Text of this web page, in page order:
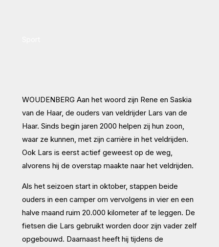
WOUDENBERG Aan het woord zijn Rene en Saskia
van de Haar, de ouders van veldrijder Lars van de
Haar. Sinds begin jaren 2000 helpen zij hun zoon,
waar ze kunnen, met zijn carrière in het veldrijden.
Ook Lars is eerst actief geweest op de weg,
alvorens hij de overstap maakte naar het veldrijden.
Als het seizoen start in oktober, stappen beide
ouders in een camper om vervolgens in vier en een
halve maand ruim 20.000 kilometer af te leggen. De
fietsen die Lars gebruikt worden door zijn vader zelf
opgebouwd. Daarnaast heeft hij tijdens de